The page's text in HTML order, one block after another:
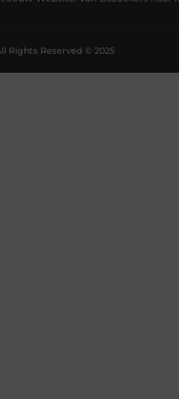
Rights Reserved © 2025